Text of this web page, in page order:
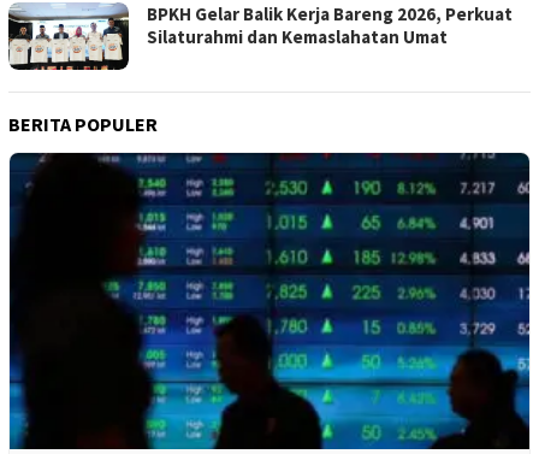
BPKH Gelar Balik Kerja Bareng 2026, Perkuat
Silaturahmi dan Kemaslahatan Umat
BERITA POPULER